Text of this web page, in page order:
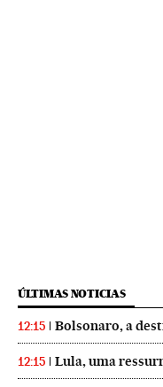
ÚLTIMAS NOTICIAS
12:15 Bolsonaro, a
12:15 Lula, uma